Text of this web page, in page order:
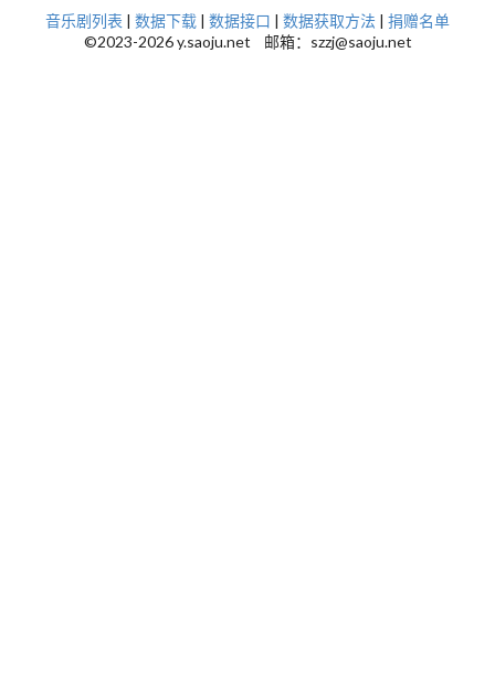
音乐剧列表 | 数据下载 | 数据接口 | 数据获取方法 | 捐赠名单
©2023-2026 y.saoju.net 邮箱：szzj@saoju.net